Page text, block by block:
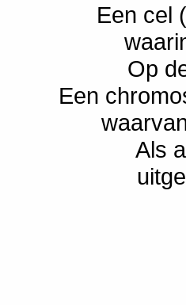
Een cel
Op
Een
Als